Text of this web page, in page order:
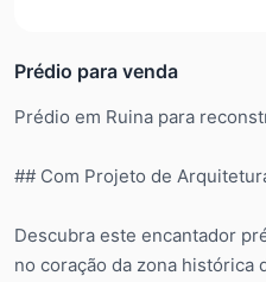
Prédio para venda
Prédio em Ruina para
## Com Projeto de
Descubra este encantador
no coração da zona histórica